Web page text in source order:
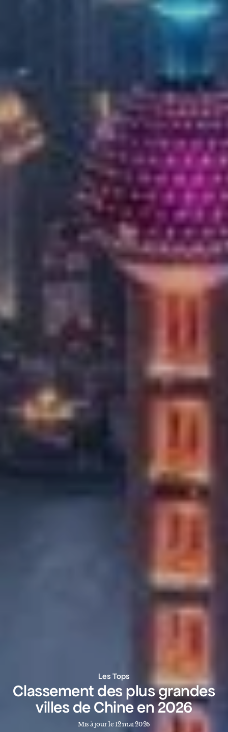
Les Tops
Classement des plus grandes
villes de Chine en 2026
Mis à jour le 12 mai 2026